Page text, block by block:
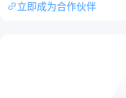
立即成为合作伙伴